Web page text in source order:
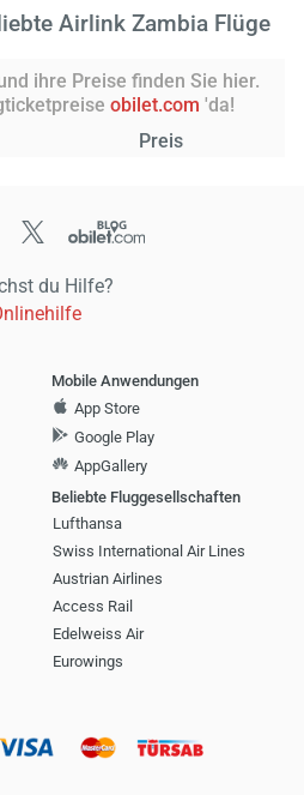
Airlink Zambia Flüge
ihre Preise finden Sie hier.
obilet.com 'da!
Preis
du Hilfe?
Mobile Anwendungen
App Store
Google Play
AppGallery
Beliebte Fluggesellschaften
Lufthansa
Swiss International Air Lines
Austrian Airlines
Access Rail
Edelweiss Air
Eurowings